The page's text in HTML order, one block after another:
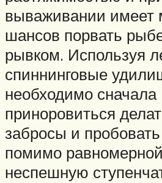
вываживании имеет
шансов порвать
рывком. Используя
спиннинговые
необходимо сначала
приноровиться
забросы и
помимо
неспешную